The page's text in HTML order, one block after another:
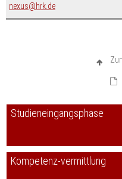
nexus
nospam-
hrk.de
Studieneingangsphase
Kompetenz-vermittlung